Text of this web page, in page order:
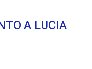
A LUCIA